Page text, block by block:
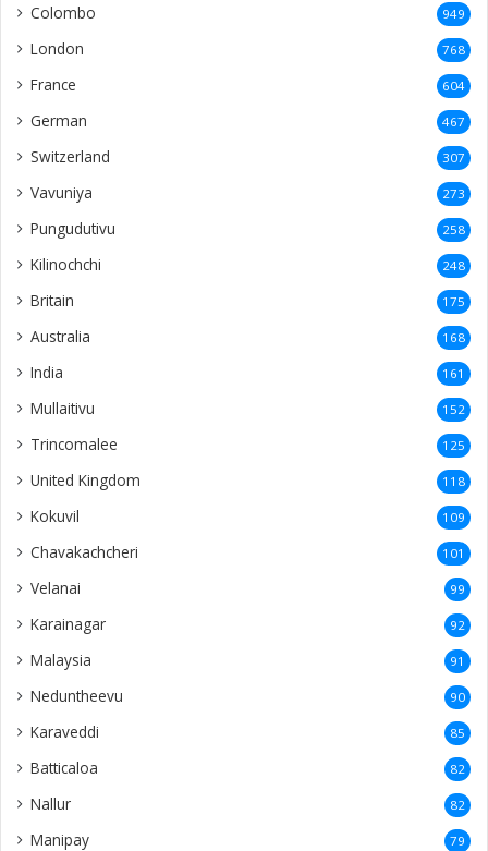
Colombo 949
London 768
France 604
German 467
Switzerland 307
Vavuniya 273
Pungudutivu 258
Kilinochchi 248
Britain 175
Australia 168
India 161
Mullaitivu 152
Trincomalee 125
United Kingdom 118
Kokuvil 109
Chavakachcheri 101
Velanai 99
Karainagar 92
Malaysia 91
Neduntheevu 90
Karaveddi 85
Batticaloa 82
Nallur 82
Manipay 79